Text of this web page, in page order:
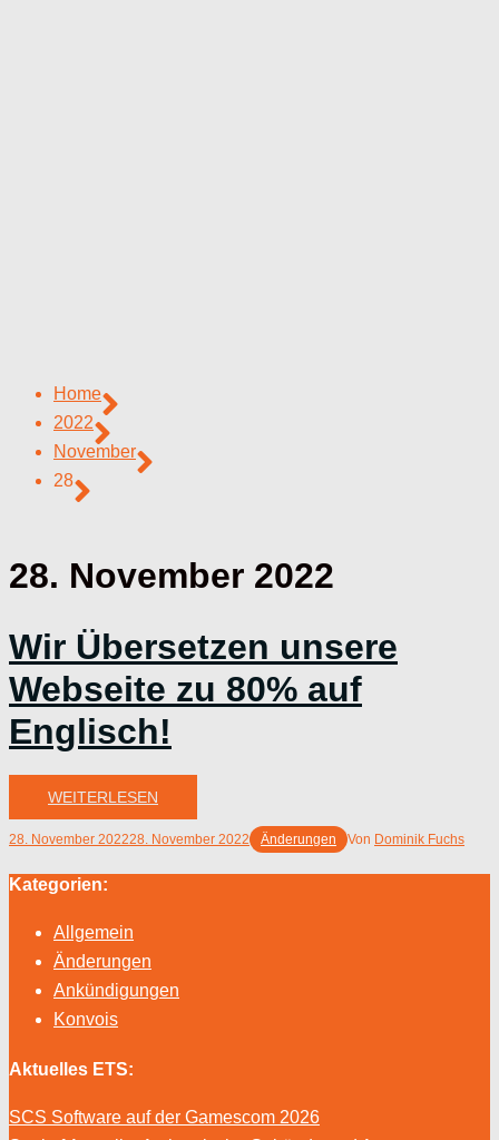
Home
2022
November
28
28. November 2022
Wir Übersetzen unsere
Webseite zu 80% auf
Englisch!
WEITERLESEN
28. November 202228. November 2022 Änderungen Von Dominik Fuchs
Kategorien:
Allgemein
Änderungen
Ankündigungen
Konvois
Aktuelles ETS:
SCS Software auf der Gamescom 2026